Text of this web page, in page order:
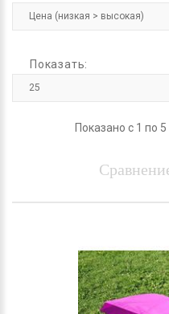
Показать:
Показано с 1 по